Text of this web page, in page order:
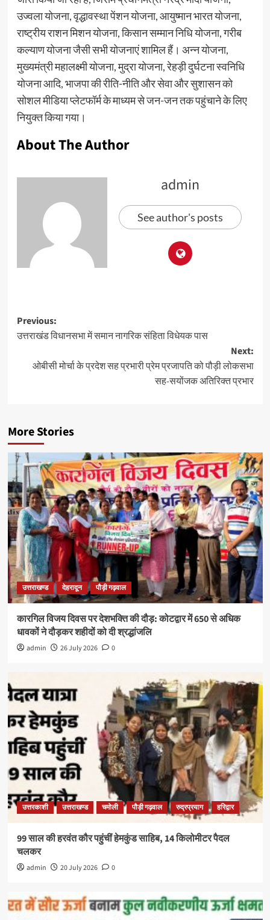
उज्वला योजना, वृद्धावस्था पेंशन योजना, आयुष्मान भारत योजना,
राष्ट्रीय राशन मिशन योजना, किसान सम्मान निधि योजना, गरीब
कल्याण योजना जैसी सभी योजनाएं शामिल हैं। अन्न योजना,
मुख्यमंत्री महालक्ष्मी योजना, मुद्रा योजना, रेहड़ी दुर्घटना स्वनिधि
योजना आदि, भाजपा की रीति-नीति और सेवा और सुशासन को
सोशल मीडिया प्लेटफॉर्म के माध्यम से जन-जन तक पहुंचाने के लिए
नियुक्त किया गया।
About The Author
admin
See author's posts
Previous:
उत्तराखंड विधानसभा में समान नागरिक संहिता विधेयक पास
Next:
ओबीसी मोर्चा के प्रदेश सह प्रभारी प्रेम प्रजापति को पौड़ी लोकसभा
सह-सयोंजक अतिरिक्त प्रभार
More Stories
उत्तराखण्ड देहरादून पौड़ी गढ़वाल
कारगिल विजय दिवस पर देशभक्ति की दौड़: कोटद्वार में 650 से अधिक
धावकों ने दौड़कर शहीदों को दी श्रद्धांजलि
admin 26 July 2026 0
उत्तरकाशी उत्तराखण्ड चमोली पौड़ी गढ़वाल रुद्रप्रयाग हरिद्वार
99 साल की हरवंत कौर पहुंचीं हेमकुंड साहिब, 14 किलोमीटर पैदल
चलकर
admin 20 July 2026 0